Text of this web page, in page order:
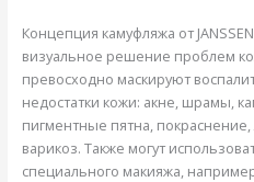
Концепция камуфляжа от
визуальное решение проблем
превосходно маскируют
недостатки кожи: акне, шрамы,
пигментные пятна, покраснение,
варикоз. Также могут
специального макияжа,